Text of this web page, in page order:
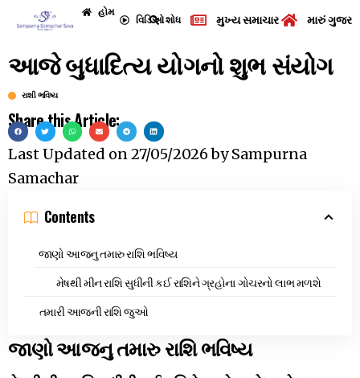
હોમ
વિડિઓશોધ મુખ્ય સમાચાર મારું
આજે બુધાદિત્ય યોગનો શુભ સંયોગ
રાશી ભવિષ્ય
Share this Article:
Last Updated on27/05/2026bySampurna
Samachar
Contents
જાણો આજનુ તમારુ રાશિ ભવિષ્ય
મેષથી મીન રાશિ સુધીની કઈ રાશિને ગ્રહોના ગોચરનો લાભ મળશે
તમારી આજની રાશિ જુઓ
જાણો આજનુ તમારુ રાશિ ભવિષ્ય